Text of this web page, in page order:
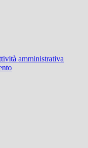
amministrativa